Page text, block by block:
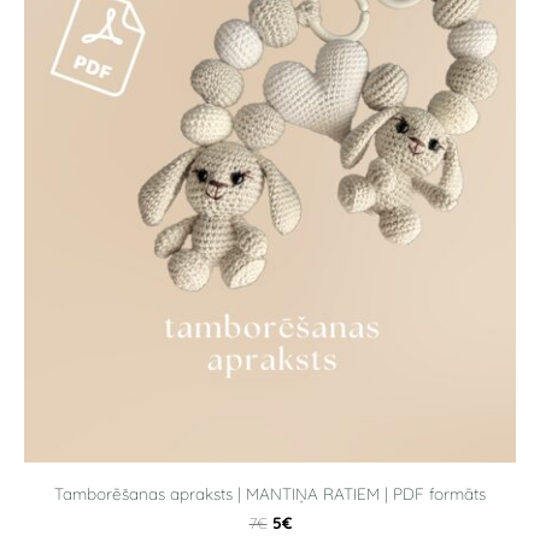
Tamborēšanas apraksts | MANTIŅA RATIEM | PDF formāts
7€ 5€